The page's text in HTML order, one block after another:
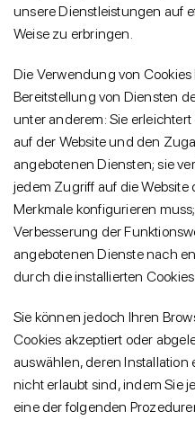
unsere Dienstleistungen auf
Weise zu erbringen.
Die Verwendung von
Bereitstellung von Diensten
unter anderem: Sie
auf der Website und den
angebotenen Diensten; sie
jedem Zugriff auf die
Merkmale konfigurieren
Verbesserung der
angebotenen Dienste nach
durch die installierten
Sie können jedoch Ihren
Cookies akzeptiert oder
auswählen, deren
nicht erlaubt sind, indem Sie
eine der folgenden